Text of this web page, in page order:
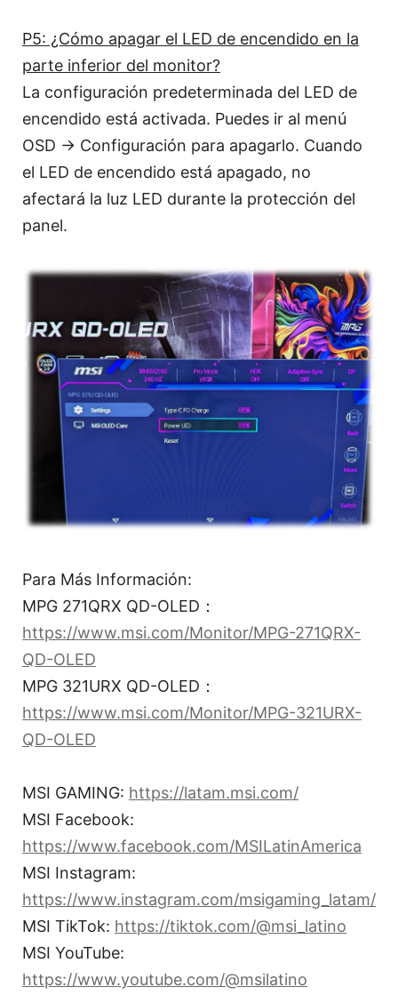
P5: ¿Cómo apagar el LED de encendido en la
parte inferior del monitor?
La configuración predeterminada del LED de
encendido está activada. Puedes ir al menú
OSD → Configuración para apagarlo. Cuando
el LED de encendido está apagado, no
afectará la luz LED durante la protección del
panel.
Para Más Información:
MPG 271QRX QD-OLED：
https://www.msi.com/Monitor/MPG-271QRX-
QD-OLED
MPG 321URX QD-OLED：
https://www.msi.com/Monitor/MPG-321URX-
QD-OLED
MSI GAMING: https://latam.msi.com/
MSI Facebook:
https://www.facebook.com/MSILatinAmerica
MSI Instagram:
https://www.instagram.com/msigaming_latam/
MSI TikTok: https://tiktok.com/@msi_latino
MSI YouTube:
https://www.youtube.com/@msilatino